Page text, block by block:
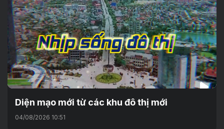
Diện mạo mới từ các khu đô thị mới
04/08/2026 10:51